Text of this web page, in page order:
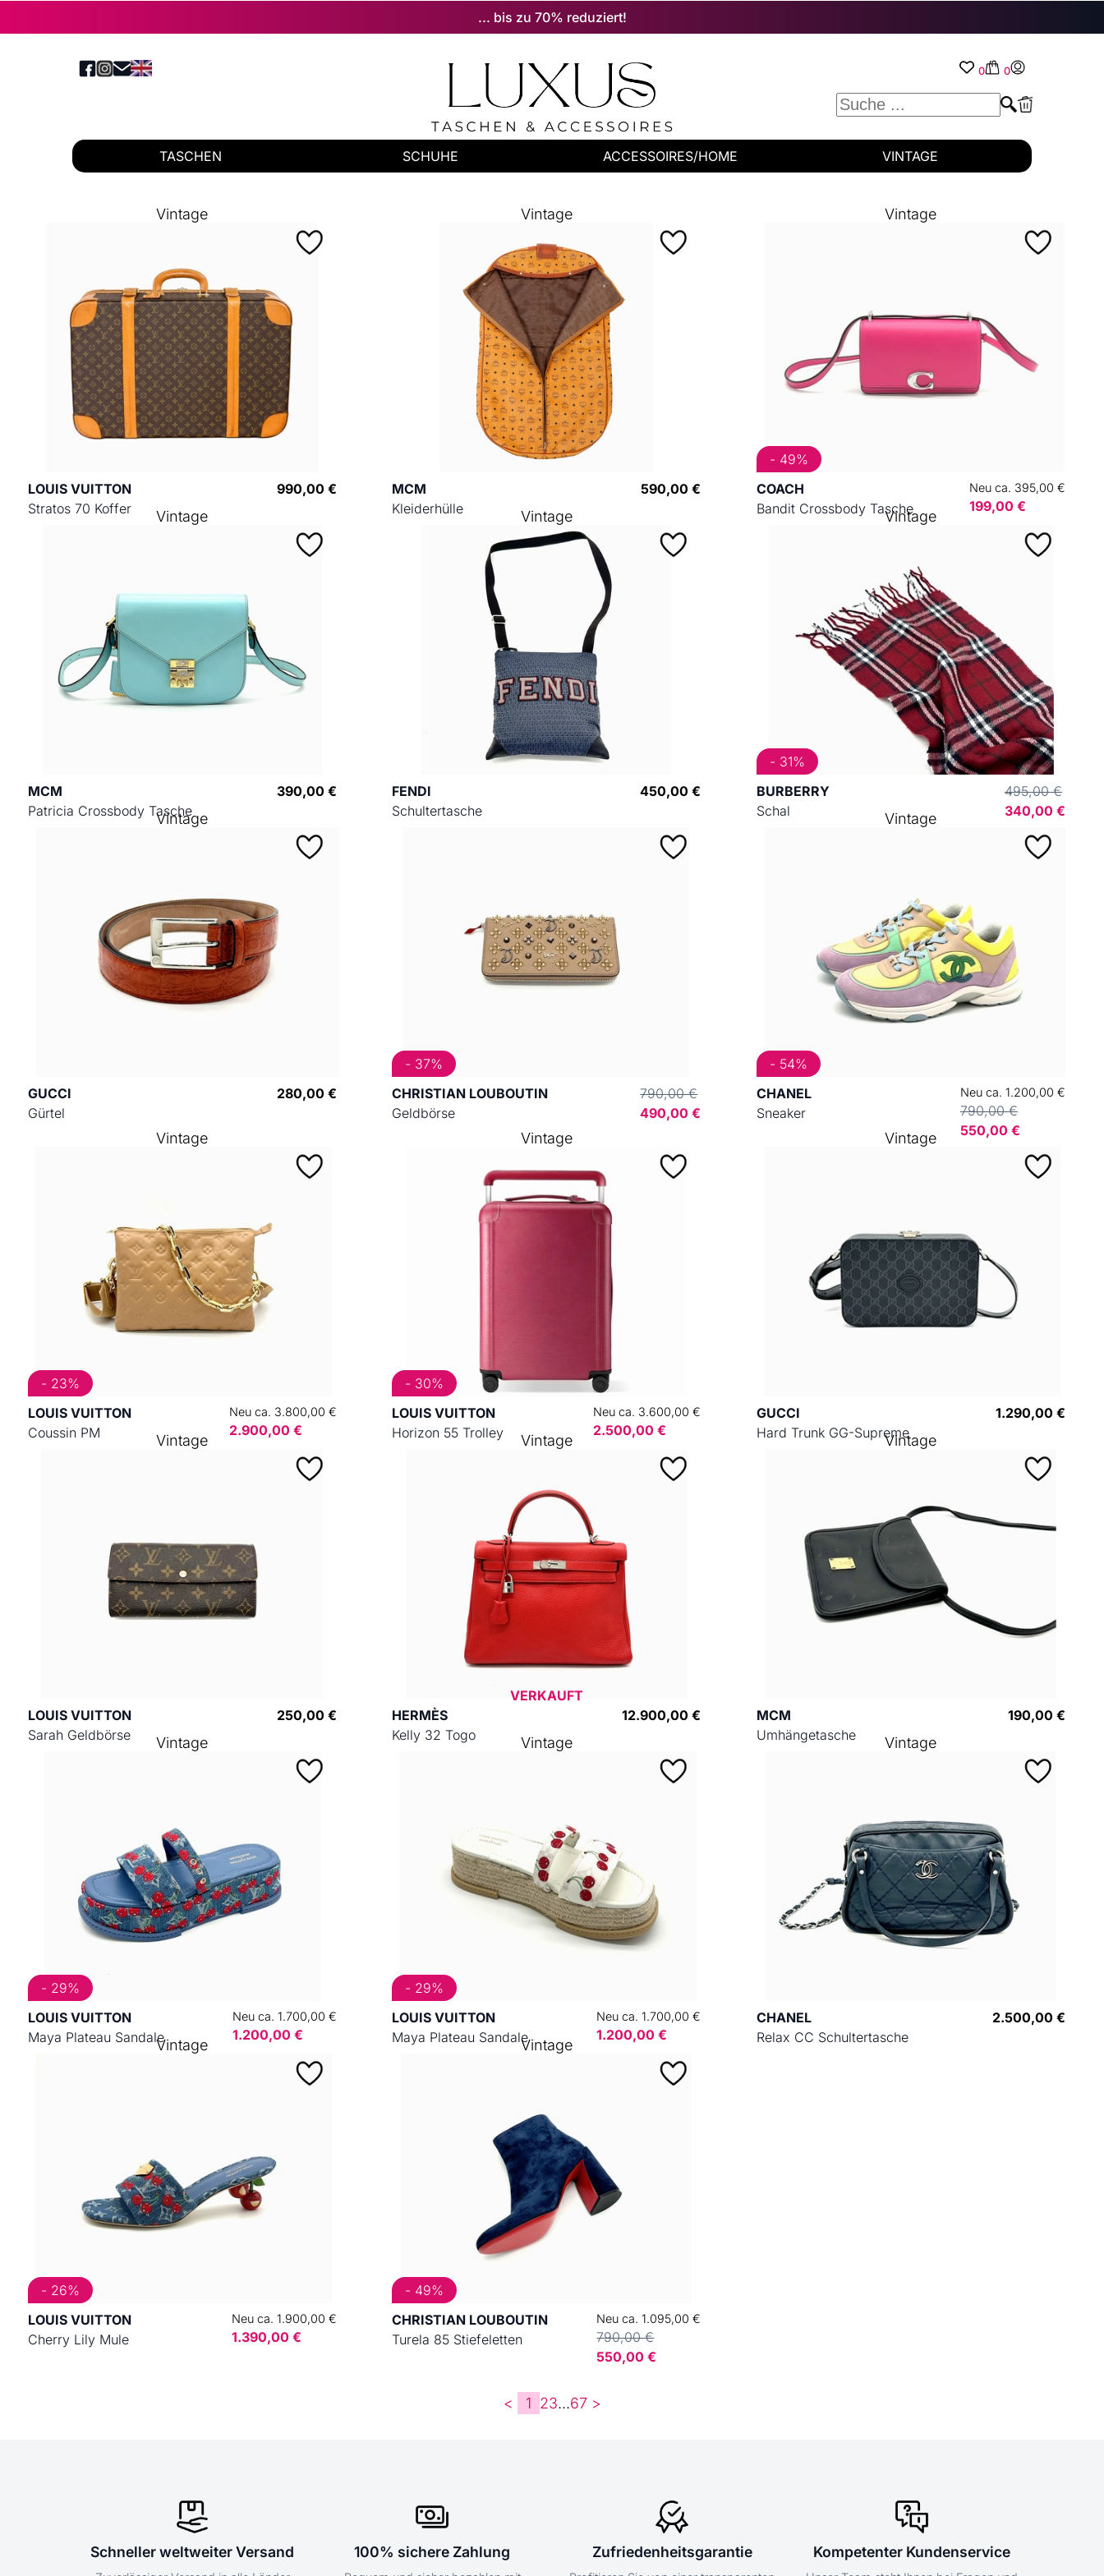
... bis zu 70% reduziert!
0 0
TASCHEN SCHUHE ACCESSOIRES/HOME VINTAGE
LOUIS VUITTON
Stratos 70 Koffer
990,00 €
Vintage
MCM
Kleiderhülle
590,00 €
Vintage
COACH
Bandit Crossbody Tasche
Neu ca. 395,00 €
199,00 €
- 49%
Vintage
MCM
Patricia Crossbody Tasche
390,00 €
Vintage
FENDI
Schultertasche
450,00 €
Vintage
BURBERRY
Schal
495,00 €
340,00 €
- 31%
Vintage
GUCCI
Gürtel
280,00 €
Vintage
CHRISTIAN LOUBOUTIN
Geldbörse
790,00 €
490,00 €
- 37%
CHANEL
Sneaker
Neu ca. 1.200,00 €
790,00 €
550,00 €
- 54%
Vintage
LOUIS VUITTON
Coussin PM
Neu ca. 3.800,00 €
2.900,00 €
- 23%
Vintage
LOUIS VUITTON
Horizon 55 Trolley
Neu ca. 3.600,00 €
2.500,00 €
- 30%
Vintage
GUCCI
Hard Trunk GG-Supreme
1.290,00 €
Vintage
LOUIS VUITTON
Sarah Geldbörse
250,00 €
Vintage
HERMÈS
Kelly 32 Togo
12.900,00 €
VERKAUFT
Vintage
MCM
Umhängetasche
190,00 €
Vintage
LOUIS VUITTON
Maya Plateau Sandale
Neu ca. 1.700,00 €
1.200,00 €
- 29%
Vintage
LOUIS VUITTON
Maya Plateau Sandale
Neu ca. 1.700,00 €
1.200,00 €
- 29%
Vintage
CHANEL
Relax CC Schultertasche
2.500,00 €
Vintage
LOUIS VUITTON
Cherry Lily Mule
Neu ca. 1.900,00 €
1.390,00 €
- 26%
Vintage
CHRISTIAN LOUBOUTIN
Turela 85 Stiefeletten
Neu ca. 1.095,00 €
790,00 €
550,00 €
- 49%
Vintage
< 1 23...67>
Schneller weltweiter Versand 100% sichere Zahlung Zufriedenheitsgarantie Kompetenter Kundenservice